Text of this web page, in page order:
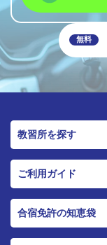
無料
教習所を探す
ご利用ガイド
合宿免許の知恵袋